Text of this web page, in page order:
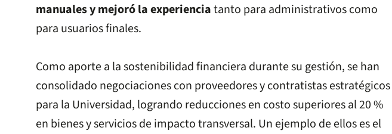
manuales y mejoró la experienciatanto para administrativos como
para usuarios finales.
Como aporte a la sostenibilidad financiera durante su gestión, se han
consolidado negociaciones con proveedores y contratistas estratégicos
para la Universidad, logrando reducciones en costo superiores al 20 %
en bienes y servicios de impacto transversal. Un ejemplo de ellos es el